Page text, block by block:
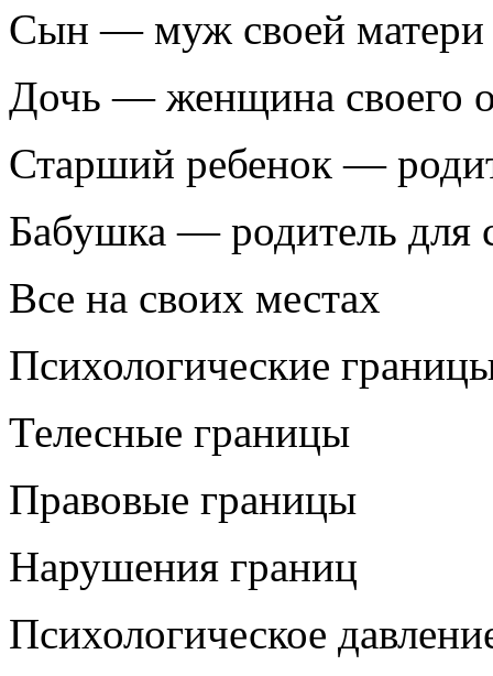
Сын — муж своей матери
Дочь — женщина своего
Старший ребенок —
Бабушка — родитель для
Все на своих местах
Психологические
Телесные границы
Правовые границы
Нарушения границ
Психологическое